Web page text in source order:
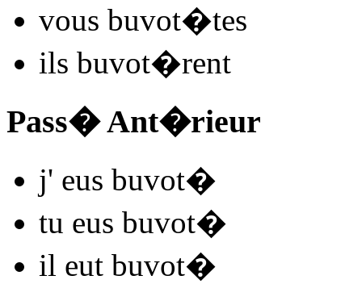
vous buvot�tes
ils buvot�rent
Pass� Ant�rieur
j' eus buvot�
tu eus buvot�
il eut buvot�